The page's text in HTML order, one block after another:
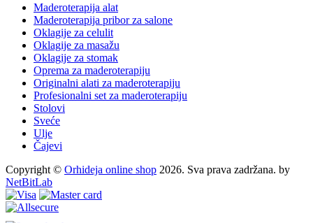
Maderoterapija alat
Maderoterapija pribor za salone
Oklagije za celulit
Oklagije za masažu
Oklagije za stomak
Oprema za maderoterapiju
Originalni alati za maderoterapiju
Profesionalni set za maderoterapiju
Stolovi
Sveće
Ulje
Čajevi
Copyright © Orhideja online shop 2026. Sva prava zadržana. by
NetBitLab